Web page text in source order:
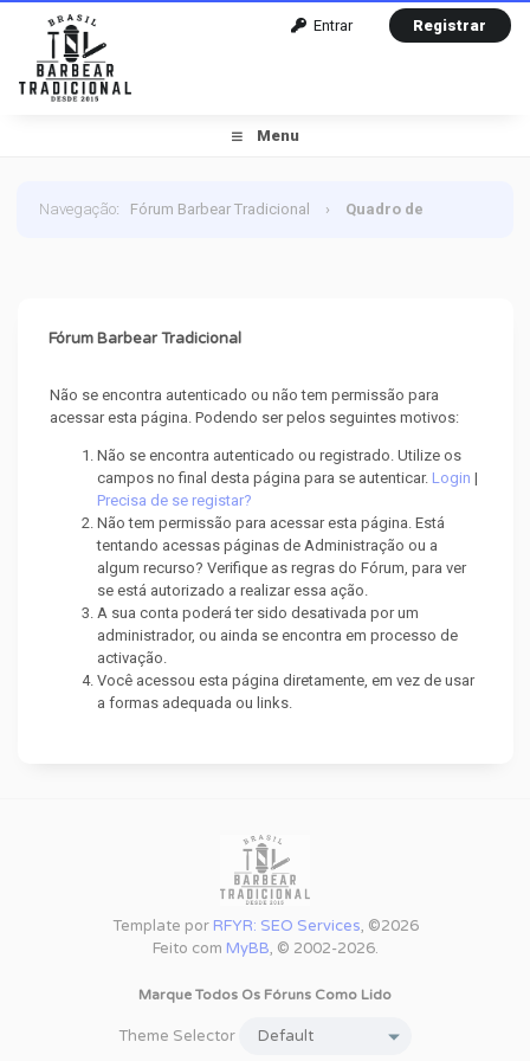
Entrar Registrar
Menu
Navegação: Fórum Barbear Tradicional › Quadro de
Fórum Barbear Tradicional
Não se encontra autenticado ou não tem permissão para
acessar esta página. Podendo ser pelos seguintes motivos:
Não se encontra autenticado ou registrado. Utilize os
campos no final desta página para se autenticar. Login |
Precisa de se registar?
Não tem permissão para acessar esta página. Está
tentando acessas páginas de Administração ou a
algum recurso? Verifique as regras do Fórum, para ver
se está autorizado a realizar essa ação.
A sua conta poderá ter sido desativada por um
administrador, ou ainda se encontra em processo de
activação.
Você acessou esta página diretamente, em vez de usar
a formas adequada ou links.
Template por RFYR: SEO Services, ©2026
Feito com MyBB, © 2002-2026.
Marque Todos Os Fóruns Como Lido
Theme Selector